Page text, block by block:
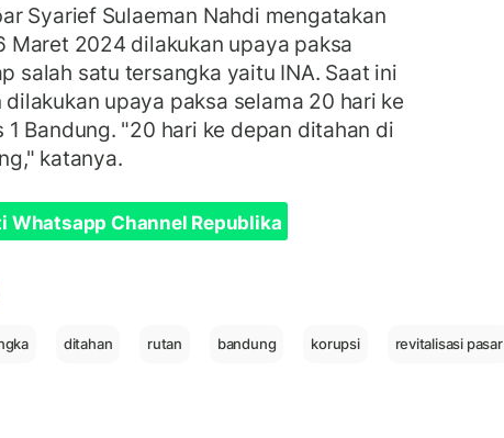
Syarief Sulaeman Nahdi mengatakan
Maret 2024 dilakukan upaya paksa
salah satu tersangka yaitu INA. Saat ini
upaya paksa selama 20 hari ke
1 Bandung. "20 hari ke depan ditahan di
katanya.
Whatsapp Channel Republika
ditahan rutan bandung korupsi revitalisasi pasar